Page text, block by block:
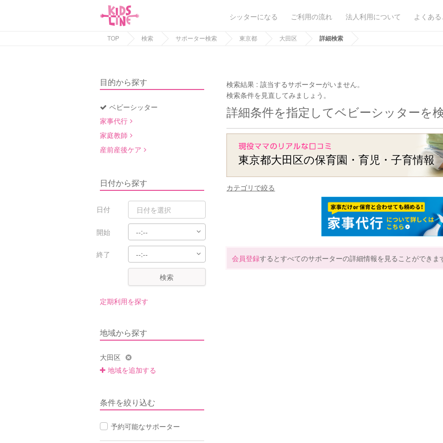
シッターになる ご利用の流れ 法人利用について よくあ
TOP 検索 サポーター検索 東京都 大田区 詳細検索
目的から探す
ベビーシッター
家事代行
家庭教師
産前産後ケア
日付から探す
日付
開始
終了
検索
定期利用を探す
地域から探す
大田区
地域を追加する
条件を絞り込む
予約可能なサポーター
検索結果 :該当するサポーターがいません。
検索条件を見直してみましょう。
詳細条件を指定してベビーシッターを
東京都大田区の保育園・育児・子育情報
カテゴリで絞る
会員登録するとすべてのサポーターの詳細情報を見ることができま